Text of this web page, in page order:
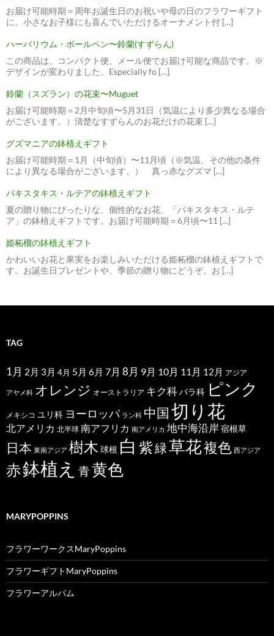
お届け可能時期＝周年お誕生日のお祝いや母の日のフラワーギフト
に。小さなお子様にも喜んでいただけるオーナメント付 […]
ハーバリウム・ボールペン〜鈴蘭(すずらん)
この商品は、コンパクト便、メール便でお届け可能な商品です。※
デザインが変わりました。Especially fo […]
鈴蘭（スズラン）の花束〜Muguet
お届け可能時期＝2月中旬頃〜5月31日（気温により多少異なる場合
がございます。）清楚なすずらんのお花だけの花束 […]
グズマニアの鉢植えギフト
お届け可能時期＝1月（中旬頃）〜11月頃（※気温、その他の条件
により異なる場合がございます。） 真っ赤なグズマ […]
パキスタキス・ルテアの鉢植えギフト
夏の贈り物にぴったりな、個性的なお花、「パキスタキス・ルテ
ア」の鉢植えギフトです。お届け可能時期＝6月頃〜11 […]
姫柘榴の鉢植えギフト
かわいいお花と果実をお楽しみいただける姫柘榴の鉢植えギフトで
す。お誕生日プレゼントや、季節の贈り物にどうぞ。お […]
TAG
1月 2月 3月 4月 5月 6月 7月 8月 9月 10月 11月 12月 アジア
アヤメ科 オレンジ オーストラリア キク科バラ科 ピンク
メキシコ ユリ科 ヨーロッパ ラン科 中国切り花
北アメリカ 北半球 南アフリカ 南アメリカ 地中海沿岸 宿根草
日本 東南アジア 樹木 球根 白 紫緑草花複色 西アジア
赤鉢植え 青黄色
MARYPOPPINS
フラワーワークスMaryPoppins
フラワーギフトMaryPoppins
フラワーアルバム